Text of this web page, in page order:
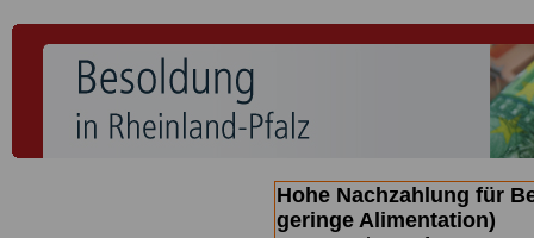
Hohe Nachzahlung für
geringe Alimentation)